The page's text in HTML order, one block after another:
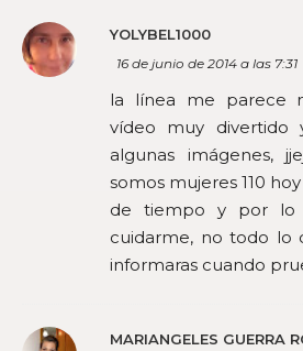
YOLYBEL1000
16 de junio de 2014 a las 7:31
la línea me parece
vídeo muy divertido
algunas imágenes,
somos mujeres 110
de tiempo y por lo
cuidarme, no todo lo
informaras cuando
MARIANGELES GUERRA